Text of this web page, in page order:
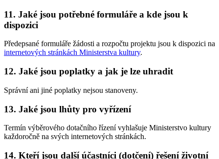
11. Jaké jsou potřebné formuláře a kde jsou k
dispozici
Předepsané formuláře žádosti a rozpočtu projektu jsou k dispozici na
internetových stránkách Ministerstva kultury.
12. Jaké jsou poplatky a jak je lze uhradit
Správní ani jiné poplatky nejsou stanoveny.
13. Jaké jsou lhůty pro vyřízení
Termín výběrového dotačního řízení vyhlašuje Ministerstvo kultury
každoročně na svých internetových stránkách.
14. Kteří jsou další účastníci (dotčení) řešení životní